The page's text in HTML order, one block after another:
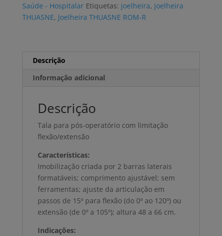
Saúde - Hospitalar Etiquetas: joelheira, joelheira
THUASNE, Joelheira THUASNE ROM-R
Descrição
Informação adicional
Descrição
Tala para pós-operatório com limitação
flexão/extensão
Características:
Imobilização criada por 2 barras laterais
formatáveis; comprimento ajustável; sem
ferramentas; ajuste da articulação em
passos de 15º para flexão (do 0º ao 120º) ou
extensão (de 0º a 105º); altura 48 a 66 cm.
Indicações: